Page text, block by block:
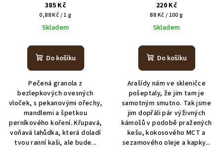
385 Kč
Měrná
cena:
0,88 Kč / 1 g
Skladem
Do košíku
Pečená granola z
bezlepkových ovesných
vloček, s pekanovými ořechy,
mandlemi a špetkou
perníkového koření. Křupavá,
voňavá lahůdka, která doladí
tvou ranní kaši, ale bude...
220 Kč
Měrná
cena:
88 Kč / 100 g
Skladem
Do košíku
Arašídy nám ve skleničce
pošeptaly, že jim tam je
samotným smutno. Tak jsme
jim dopřáli pár výživných
kámošů v podobě pražených
kešu, kokosového MCT a
sezamového oleje a kapky...